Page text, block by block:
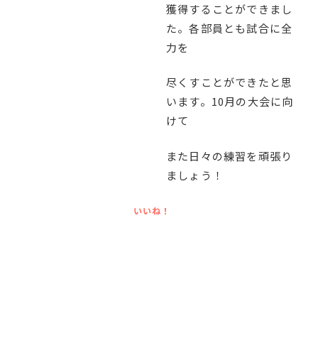
お問い合わせ
プライバシーポリシー
獲得することができまし
た。各部員とも試合に全
力を
尽くすことができたと思
います。10月の大会に向
けて
また日々の練習を頑張り
ましょう！
いいね！